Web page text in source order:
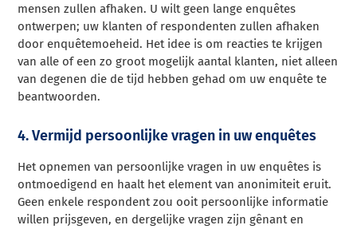
mensen zullen afhaken. U wilt geen lange enquêtes
ontwerpen; uw klanten of respondenten zullen afhaken
door enquêtemoeheid. Het idee is om reacties te krijgen
van alle of een zo groot mogelijk aantal klanten, niet alleen
van degenen die de tijd hebben gehad om uw enquête te
beantwoorden.
4. Vermijd persoonlijke vragen in uw enquêtes
Het opnemen van persoonlijke vragen in uw enquêtes is
ontmoedigend en haalt het element van anonimiteit eruit.
Geen enkele respondent zou ooit persoonlijke informatie
willen prijsgeven, en dergelijke vragen zijn gênant en